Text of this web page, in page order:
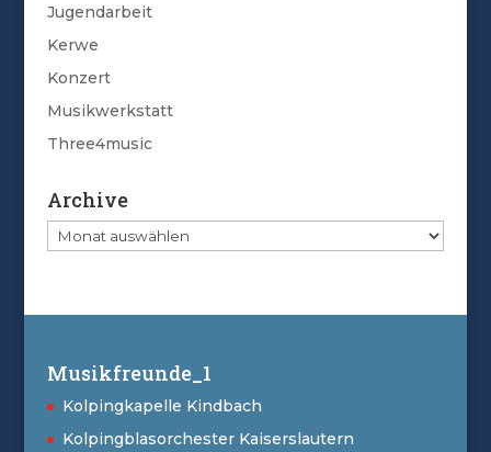
Jugendarbeit
Kerwe
Konzert
Musikwerkstatt
Three4music
Archive
Archive
Musikfreunde_1
Kolpingkapelle Kindbach
Kolpingblasorchester Kaiserslautern